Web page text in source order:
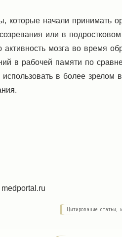
которые начали принимать
или в
активность мозга во время
в рабочей памяти по
использовать в более
Цитирование